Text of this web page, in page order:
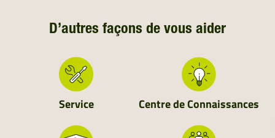
D’autres façons de vous aider
Service Centre de Connaissances